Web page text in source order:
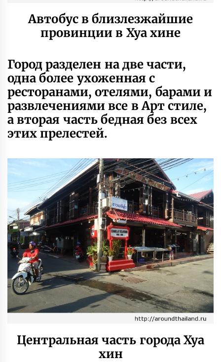
Автобус в близлезжайшие
провинции в Хуа хине
Город разделен на две части,
одна более ухоженная с
ресторанами, отелями, барами и
развлечениями все в Арт стиле,
а вторая часть бедная без всех
этих прелестей.
Центральная часть города Хуа
хин